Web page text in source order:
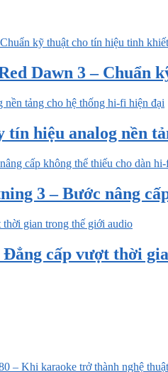
Dawn 3 – Chuẩn
hiệu analog nền
3 – Bước nâng
cấp vượt thời
– Khi karaoke trở thành nghệ thuật